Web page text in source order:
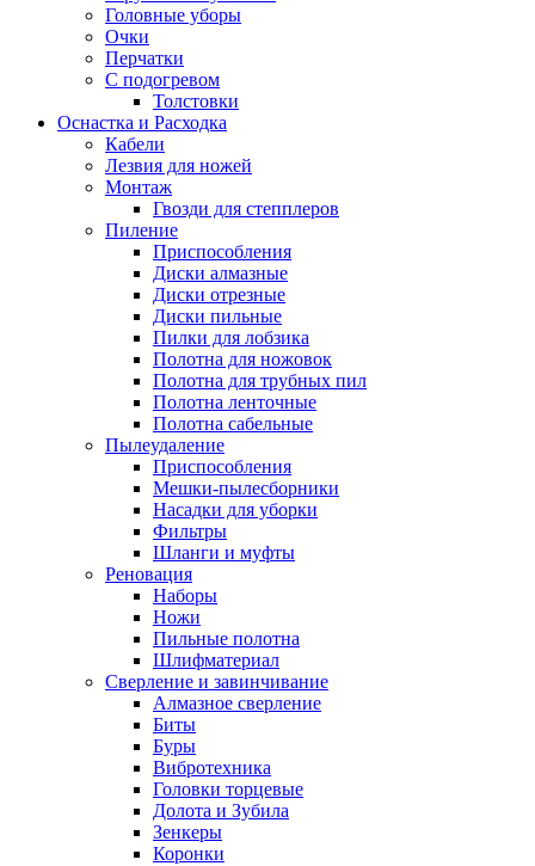
Головные уборы
Очки
Перчатки
С подогревом
Толстовки
Оснастка и Расходка
Кабели
Лезвия для ножей
Монтаж
Гвозди для степплеров
Пиление
Приспособления
Диски алмазные
Диски отрезные
Диски пильные
Пилки для лобзика
Полотна для ножовок
Полотна для трубных пил
Полотна ленточные
Полотна сабельные
Пылеудаление
Приспособления
Мешки-пылесборники
Насадки для уборки
Фильтры
Шланги и муфты
Реновация
Наборы
Ножи
Пильные полотна
Шлифматериал
Сверление и завинчивание
Алмазное сверление
Биты
Буры
Вибротехника
Головки торцевые
Долота и Зубила
Зенкеры
Коронки